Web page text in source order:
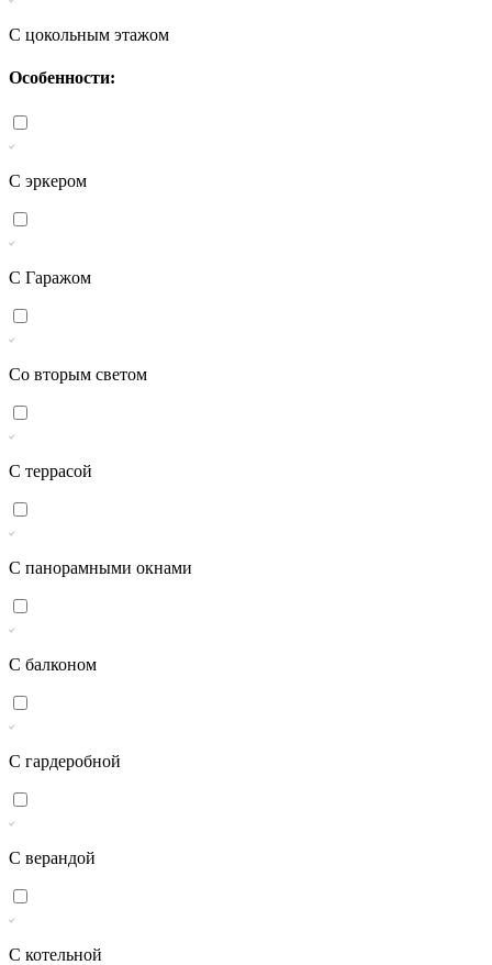
С цокольным этажом
Особенности:
С эркером
С Гаражом
Со вторым светом
С террасой
С панорамными окнами
С балконом
С гардеробной
С верандой
С котельной